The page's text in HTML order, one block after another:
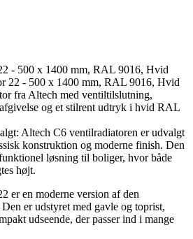
- 500 x 1400 mm, RAL 9016, Hvid
fra Altech med ventiltilslutning,
og et stilrent udtryk i hvid RAL
Altech C6 ventilradiatoren er udvalgt
konstruktion og moderne finish. Den
løsning til boliger, hvor både
højt.
er en moderne version af den
er udstyret med gavle og toprist,
udseende, der passer ind i mange